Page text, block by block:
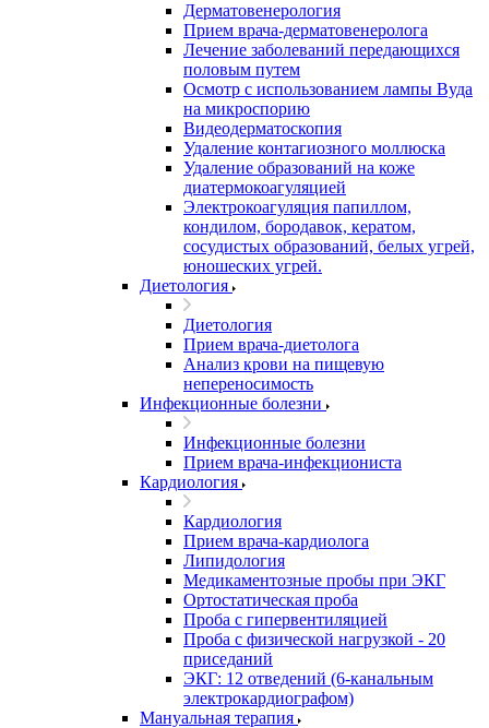
Дерматовенерология
Прием врача-дерматовенеролога
Лечение заболеваний передающихся
половым путем
Осмотр с использованием лампы Вуда
на микроспорию
Видеодерматоскопия
Удаление контагиозного моллюска
Удаление образований на коже
диатермокоагуляцией
Электрокоагуляция папиллом,
кондилом, бородавок, кератом,
сосудистых образований, белых угрей,
юношеских угрей.
Диетология
Диетология
Прием врача-диетолога
Анализ крови на пищевую
непереносимость
Инфекционные болезни
Инфекционные болезни
Прием врача-инфекциониста
Кардиология
Кардиология
Прием врача-кардиолога
Липидология
Медикаментозные пробы при ЭКГ
Ортостатическая проба
Проба с гипервентиляцией
Проба с физической нагрузкой - 20
приседаний
ЭКГ: 12 отведений (6-канальным
электрокардиографом)
Мануальная терапия